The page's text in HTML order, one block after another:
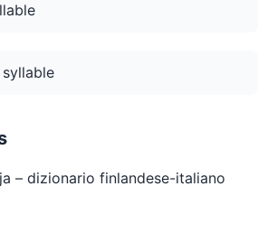
– dizionario finlandese-italiano